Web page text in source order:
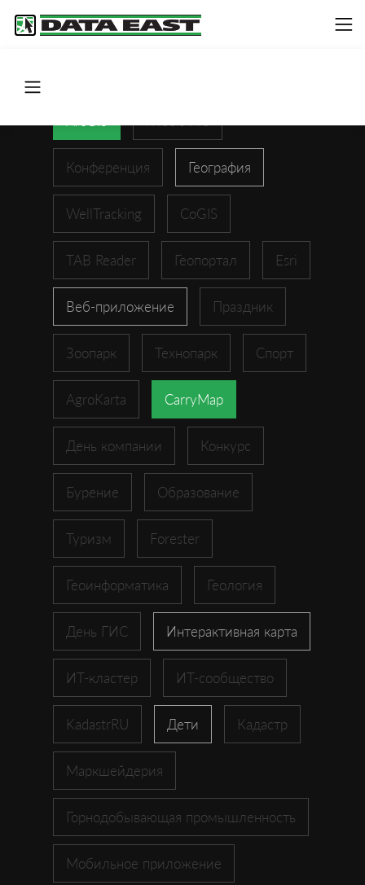
Конференция География
WellTracking CoGIS
TAB Reader Геопортал Esri
Веб-приложение Праздник
Зоопарк Технопарк Спорт
AgroKarta CarryMap
День компании Конкурс
Бурение Образование
Туризм Forester
Геоинформатика Геология
День ГИС Интерактивная карта
ИТ-кластер ИТ-сообщество
KadastrRU Дети Кадастр
Маркшейдерия
Горнодобывающая промышленность
Мобильное приложение